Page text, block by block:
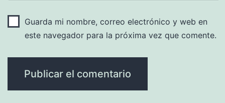
Guarda mi nombre, correo electrónico y web en
este navegador para la próxima vez que comente.